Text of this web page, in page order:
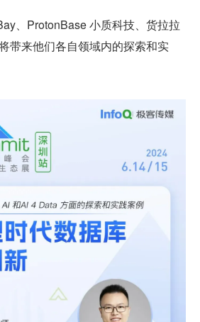
、ProtonBase 小质科技、货拉拉
带来他们各自领域内的探索和实